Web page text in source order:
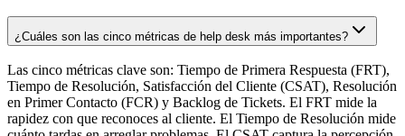
¿Cuáles son las cinco métricas de help desk más importantes?
Las cinco métricas clave son: Tiempo de Primera Respuesta (FRT),
Tiempo de Resolución, Satisfacción del Cliente (CSAT), Resolución
en Primer Contacto (FCR) y Backlog de Tickets. El FRT mide la
rapidez con que reconoces al cliente. El Tiempo de Resolución mide